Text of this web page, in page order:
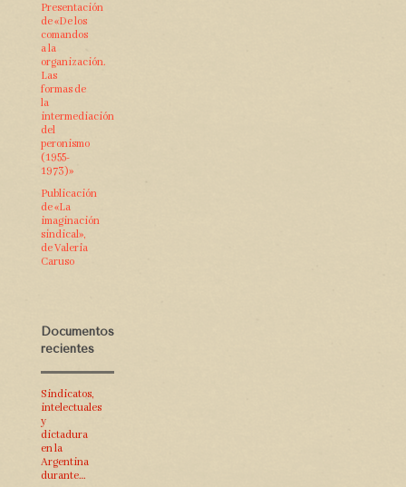
Presentación
de «De los
comandos
a la
organización.
Las
formas de
la
intermediación
del
peronismo
(1955-
1973)»
Publicación
de «La
imaginación
sindical»,
de Valeria
Caruso
Documentos
recientes
Sindicatos,
intelectuales
y
dictadura
en la
Argentina
durante…